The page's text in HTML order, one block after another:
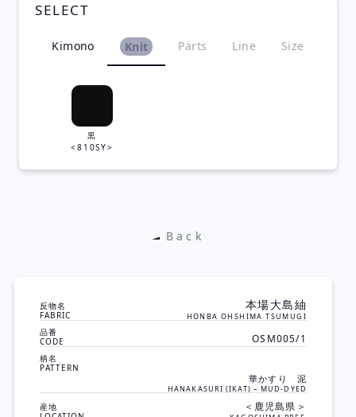
SELECT
Kimono Knit Parts Line Size
黒
<810SY>
Back
反物名
FABRIC
本場大島紬
HONBA OHSHIMA TSUMUGI
品番
CODE
OSM005/1
柄名
PATTERN
華かすり 泥
HANAKASURI (IKAT) – MUD-DYED
産地
＜ 鹿児島県 ＞